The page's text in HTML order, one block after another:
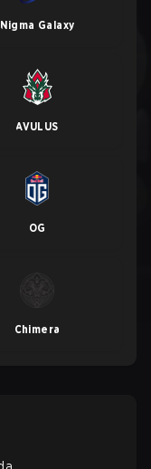
Nigma Galaxy
AVULUS
OG
Chimera